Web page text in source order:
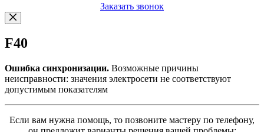
Заказать звонок
F40
Ошибка синхронизации. Возможные причины
неисправности: значения электросети не соответствуют
допустимым показателям
Если вам нужна помощь, то позвоните мастеру по телефону,